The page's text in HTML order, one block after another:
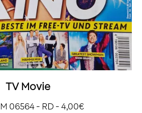
TV Movie
06564 - RD - 4,00€